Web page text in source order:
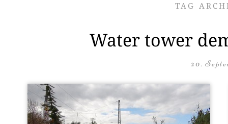
TAG
Water tower
20.